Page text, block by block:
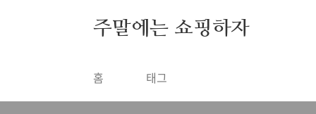
주말에는 쇼핑하자
홈 태그